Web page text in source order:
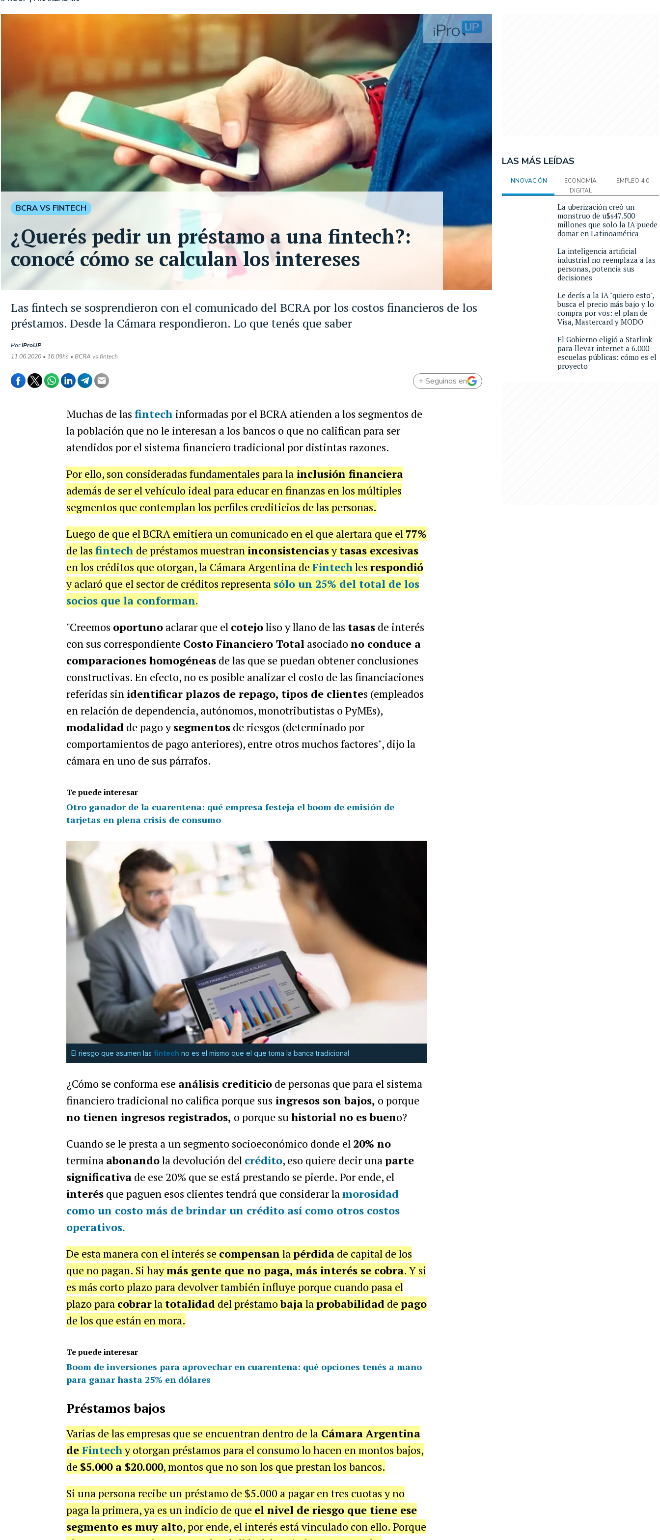
Las fintech se sosprendieron con el comunicado del BCRA por los costos financieros de los
préstamos. Desde la Cámara respondieron. Lo que tenés que saber
PoriProUP
11.06.2020 • 16:09hs • BCRA vs fintech
BCRA VS FINTECH
¿Querés pedir un préstamo a una fintech?:
conocé cómo se calculan los intereses
+ Seguinos en
Muchas de las fintech informadas por el BCRA atienden a los segmentos de
la población que no le interesan a los bancos o que no califican para ser
atendidos por el sistema financiero tradicional por distintas razones.
Por ello, son consideradas fundamentales para lainclusión financiera
además de ser el vehículo ideal para educar en finanzas en los múltiples
segmentos que contemplan los perfiles crediticios de las personas.
Luego de que el BCRA emitiera un comunicado en el que alertara que el77%
de las fintech de préstamos muestran inconsistenciasytasas excesivas
en los créditos que otorgan, la Cámara Argentina de Fintechles respondió
y aclaró que el sector de créditos representa sólo un 25% del total de los
socios que la conforman.
"Creemos oportunoaclarar que el cotejoliso y llano de las tasasde interés
con sus correspondiente Costo Financiero Total asociado no conduce a
comparaciones homogéneasde las que se puedan obtener conclusiones
constructivas. En efecto, no es posible analizar el costo de las financiaciones
referidas sin identificar plazos de repago, tipos de clientes (empleados
en relación de dependencia, autónomos, monotributistas o PyMEs),
modalidadde pago ysegmentosde riesgos (determinado por
comportamientos de pago anteriores), entre otros muchos factores", dijo la
cámara en uno de sus párrafos.
Te puede interesar
Otro ganador de la cuarentena: qué empresa festeja el boom de emisión de
tarjetas en plena crisis de consumo
El riesgo que asumen las fintech no es el mismo que el que toma la banca tradicional
¿Cómo se conforma ese análisis crediticiode personas que para el sistema
financiero tradicional no califica porque sus ingresos son bajos, o porque
no tienen ingresos registrados, o porque suhistorial no es bueno?
Cuando se le presta a un segmento socioeconómico donde el 20% no
termina abonandola devolución del crédito, eso quiere decir unaparte
significativade ese 20% que se está prestando se pierde. Por ende, el
interésque paguen esos clientes tendrá que considerar lamorosidad
como un costo másde brindar un crédito así como otros costos
operativos.
De esta manera con el interés se compensan lapérdidade capital de los
que no pagan. Si haymás gente que no paga, más interés se cobra. Y si
es más corto plazo para devolver también influye porque cuando pasa el
plazo para cobrarla totalidaddel préstamobajalaprobabilidadde pago
de los que están en mora.
Te puede interesar
Boom de inversiones para aprovechar en cuarentena: qué opciones tenés a mano
para ganar hasta 25% en dólares
Préstamos bajos
Varias de las empresas que se encuentran dentro de laCámara Argentina
de Fintechy otorgan préstamos para el consumo lo hacen en montos bajos,
de $5.000 a $20.000, montos que no son los que prestan los bancos.
Si una persona recibe un préstamo de $5.000 a pagar en tres cuotas y no
paga la primera, ya es un indicio de que el nivel de riesgo que tiene ese
segmento es muy alto, por ende, el interés está vinculado con ello. Porque
LAS MÁS LEÍDAS
INNOVACIÓN
ECONOMÍA
DIGITAL
EMPLEO 4.0
La uberización creó un
monstruo de u$s47.500
millones que solo la IA puede
domar en Latinoamérica
La inteligencia artificial
industrial no reemplaza a las
personas, potencia sus
decisiones
Le decís a la IA "quiero esto",
busca el precio más bajo y lo
compra por vos: el plan de
Visa, Mastercard y MODO
El Gobierno eligió a Starlink
para llevar internet a 6.000
escuelas públicas: cómo es el
proyecto